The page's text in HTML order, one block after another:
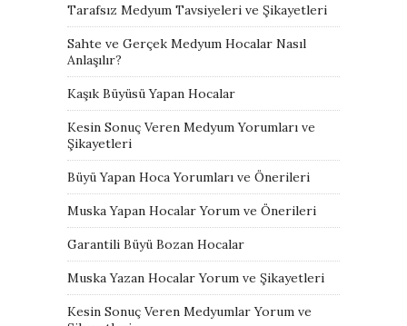
Tarafsız Medyum Tavsiyeleri ve Şikayetleri
Sahte ve Gerçek Medyum Hocalar Nasıl
Anlaşılır?
Kaşık Büyüsü Yapan Hocalar
Kesin Sonuç Veren Medyum Yorumları ve
Şikayetleri
Büyü Yapan Hoca Yorumları ve Önerileri
Muska Yapan Hocalar Yorum ve Önerileri
Garantili Büyü Bozan Hocalar
Muska Yazan Hocalar Yorum ve Şikayetleri
Kesin Sonuç Veren Medyumlar Yorum ve